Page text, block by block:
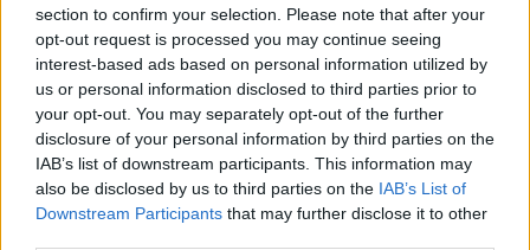
section to confirm your selection. Please note that after your
opt-out request is processed you may continue seeing
interest-based ads based on personal information utilized by
us or personal information disclosed to third parties prior to
your opt-out. You may separately opt-out of the further
disclosure of your personal information by third parties on the
IAB’s list of downstream participants. This information may
also be disclosed by us to third parties on the IAB’s List of
Downstream Participants that may further disclose it to other
ιστιοπλοϊκοί
χάρτες
χάρτες
κύματος
χάρτης
παραλιών